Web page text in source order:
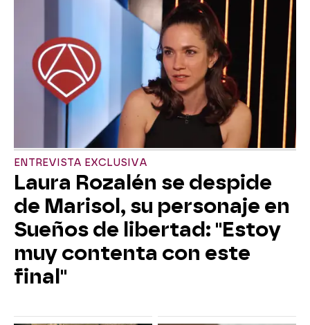
ENTREVISTA EXCLUSIVA
Laura Rozalén se despide
de Marisol, su personaje en
Sueños de libertad: "Estoy
muy contenta con este
final"